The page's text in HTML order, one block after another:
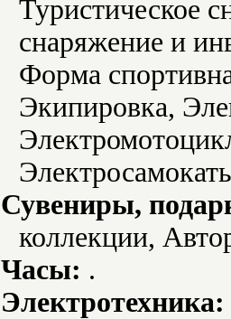
Туристическое
снаряжение и
Форма
Экипировка,
Сувениры,
коллекции,
Часы: .
Электротехника: